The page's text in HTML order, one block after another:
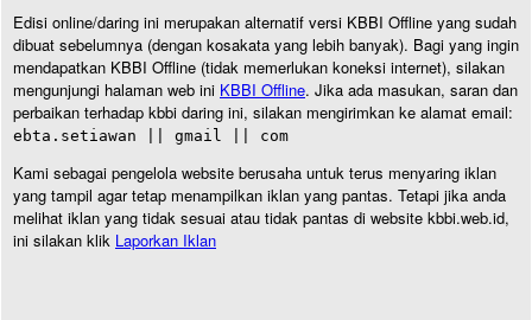
Edisi online/daring ini merupakan alternatif versi KBBI Offline yang sudah
dibuat sebelumnya (dengan kosakata yang lebih banyak). Bagi yang ingin
mendapatkan KBBI Offline (tidak memerlukan koneksi internet), silakan
mengunjungi halaman web ini KBBI Offline. Jika ada masukan, saran dan
perbaikan terhadap kbbi daring ini, silakan mengirimkan ke alamat email:
ebta.setiawan || gmail || com
Kami sebagai pengelola website berusaha untuk terus menyaring iklan
yang tampil agar tetap menampilkan iklan yang pantas. Tetapi jika anda
melihat iklan yang tidak sesuai atau tidak pantas di website kbbi.web.id,
ini silakan klik Laporkan Iklan